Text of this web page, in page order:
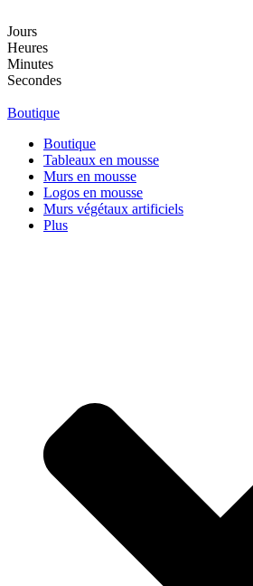
au
contenu
Jours
Heures
Minutes
Secondes
Boutique
Boutique
Tableaux en mousse
Murs en mousse
Logos en mousse
Murs végétaux artificiels
Plus